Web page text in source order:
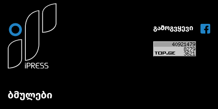
გამოგვყევი
ბმულები